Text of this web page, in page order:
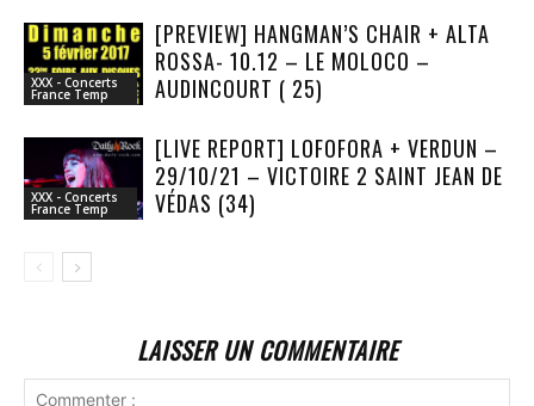
XXX - Concerts
France Temp
[PREVIEW] HANGMAN’S CHAIR + ALTA
ROSSA- 10.12 – LE MOLOCO –
AUDINCOURT ( 25)
XXX - Concerts
France Temp
[LIVE REPORT] LOFOFORA + VERDUN –
29/10/21 – VICTOIRE 2 SAINT JEAN DE
VÉDAS (34)
LAISSER UN COMMENTAIRE